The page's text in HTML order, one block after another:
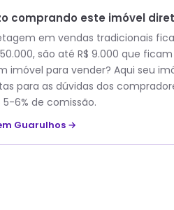
comprando este imóvel
em vendas tradicionais
são até R$ 9.000 que
imóvel para vender? Aqui seu
para as dúvidas dos
6% de comissão.
Guarulhos →